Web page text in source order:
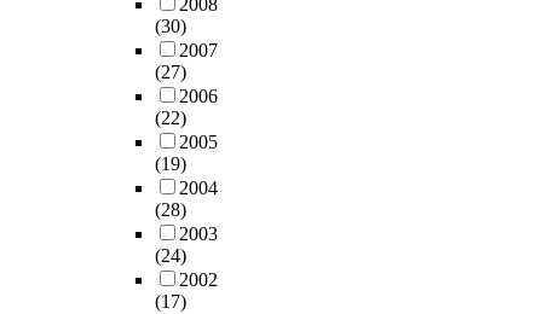
2008
(30)
2007
(27)
2006
(22)
2005
(19)
2004
(28)
2003
(24)
2002
(17)